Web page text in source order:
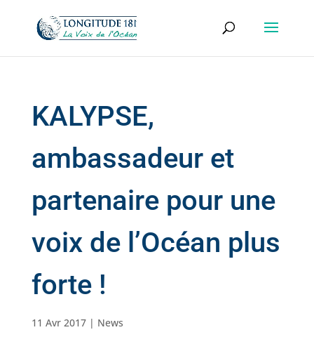
KALYPSE,
ambassadeur et
partenaire pour une
voix de l’Océan plus
forte !
11 Avr 2017| News